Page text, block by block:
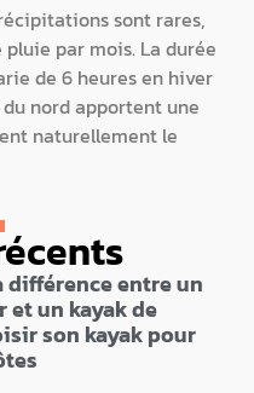
sont rares,
par mois. La durée
de 6 heures en hiver
du nord apportent une
naturellement le
différence entre un
et un kayak de
son kayak pour